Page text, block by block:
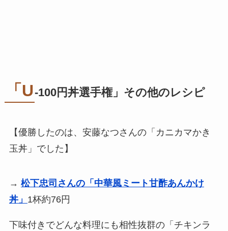
「U-100円丼選手権」その他のレシピ
【優勝したのは、安藤なつさんの「カニカマかき
玉丼」でした】
→ 松下忠司さんの「中華風ミート甘酢あんかけ
丼」 1杯約76円
下味付きでどんな料理にも相性抜群の「チキンラ